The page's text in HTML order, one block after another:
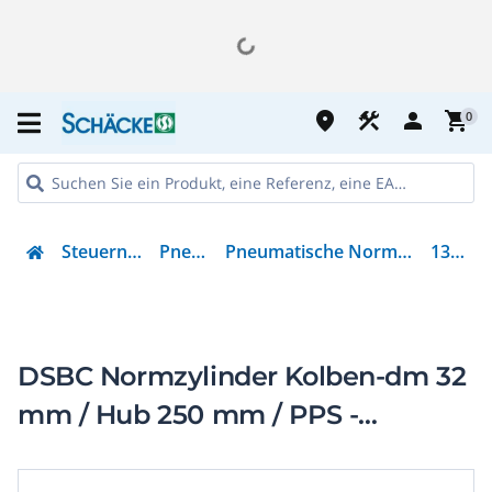
place construction person shopping_cart0
Steuern & Regeln Pneumatik Pneumatische Normbasierter Zylinder 1376475
DSBC Normzylinder Kolben-dm 32
mm / Hub 250 mm / PPS -